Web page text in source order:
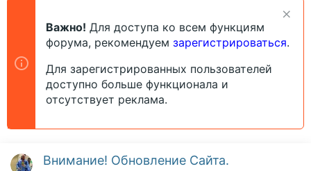
Важно! Для доступа ко всем функциям
форума, рекомендуем зарегистрироваться.
Для зарегистрированных пользователей
доступно больше функционала и
отсутствует реклама.
Внимание! Обновление Сайта.